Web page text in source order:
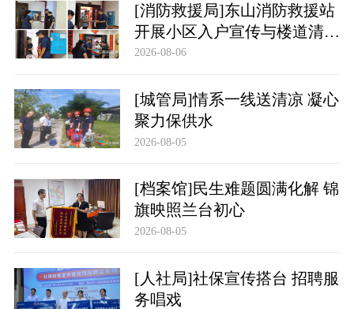
[消防救援局]东山消防救援站
开展小区入户宣传与楼道清理
行动
2026-08-06
[城管局]情系一线送清凉 凝心
聚力保供水
2026-08-05
[档案馆]民生难题圆满化解 锦
旗映照兰台初心
2026-08-05
[人社局]社保宣传搭台 招聘服
务唱戏